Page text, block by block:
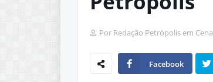
Por Redação Petrópolis em Cena
Facebook